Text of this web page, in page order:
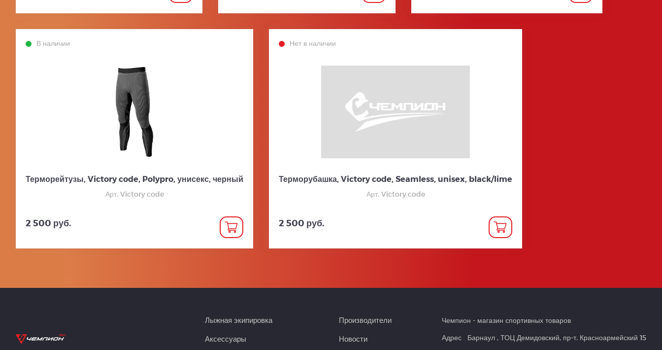
В наличии
Терморейтузы, Victory code, Polypro, унисекс, черный
Арт. Victory code
2 500 руб.
Нет в наличии
Терморубашка, Victory code, Seamless, unisex, black/lime
Арт. Victory code
2 500 руб.
Лыжная экипировка
Аксессуары
Производители
Новости
Чемпион - магазин спортивных товаров
Адрес Барнаул, ТОЦ Демидовский, пр-т. Красноармейский 15